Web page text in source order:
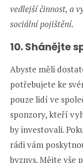
vedlejší činnost, a
sociální pojištění.
10. Shánějte
Abyste měli
potřebujete ke
pouze lidí ve
sponzory, kteří
by investovali.
rádi vám
byznys. Mějte vše